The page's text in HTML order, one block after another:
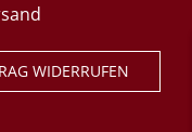
WIDERRUFEN